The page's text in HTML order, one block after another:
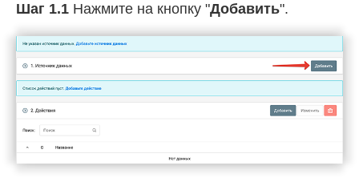
Шаг 1.1 Нажмите на кнопку "Добавить".